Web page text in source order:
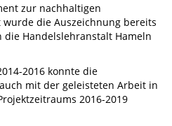
zur nachhaltigen
die Auszeichnung bereits
die Handelslehranstalt Hameln
2016 konnte die
mit der geleisteten Arbeit in
2016-2019